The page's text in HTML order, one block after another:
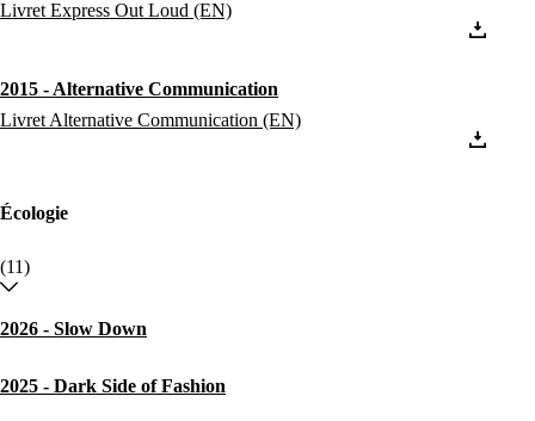
Livret Express Out Loud (EN)
2015 - Alternative Communication
Livret Alternative Communication (EN)
Écologie
(11)
2026 - Slow Down
2025 - Dark Side of Fashion